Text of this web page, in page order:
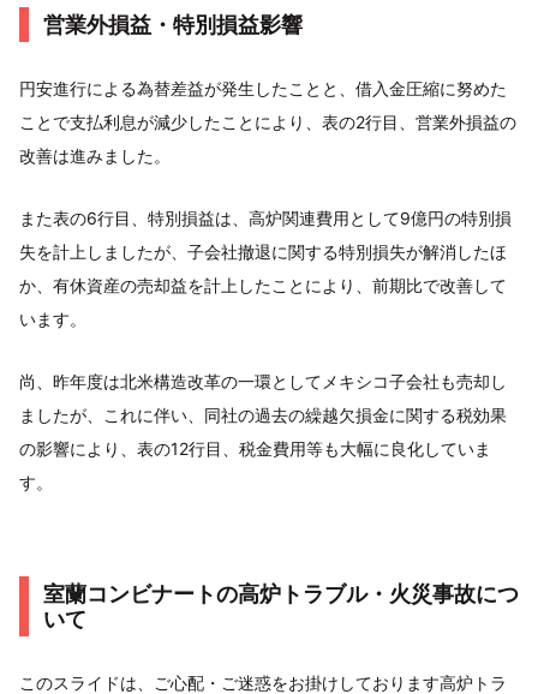
営業外損益・特別損益影響
円安進行による為替差益が発生したことと、借入金圧縮に努めた
ことで支払利息が減少したことにより、表の2行目、営業外損益の
改善は進みました。
また表の6行目、特別損益は、高炉関連費用として9億円の特別損
失を計上しましたが、子会社撤退に関する特別損失が解消したほ
か、有休資産の売却益を計上したことにより、前期比で改善して
います。
尚、昨年度は北米構造改革の一環としてメキシコ子会社も売却し
ましたが、これに伴い、同社の過去の繰越欠損金に関する税効果
の影響により、表の12行目、税金費用等も大幅に良化していま
す。
室蘭コンビナートの高炉トラブル・火災事故につ
いて
このスライドは、ご心配・ご迷惑をお掛けしております高炉トラ